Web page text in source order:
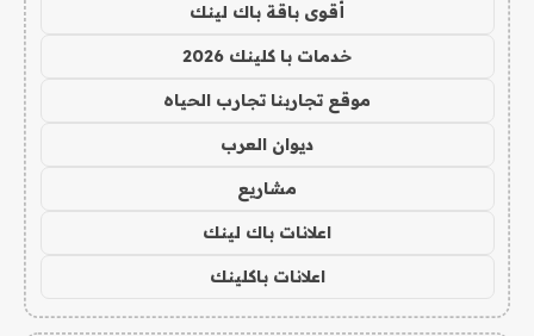
أقوى باقة باك لينك
خدمات با كلينك 2026
موقع تجاربنا تجارب الحياه
ديوان العرب
مشاريع
اعلانات باك لينك
اعلانات باكلينك